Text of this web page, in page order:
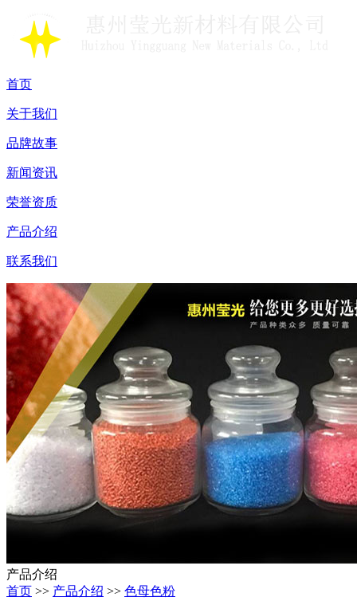
首页
关于我们
品牌故事
新闻资讯
荣誉资质
产品介绍
联系我们
产品介绍
首页 >> 产品介绍 >> 色母色粉